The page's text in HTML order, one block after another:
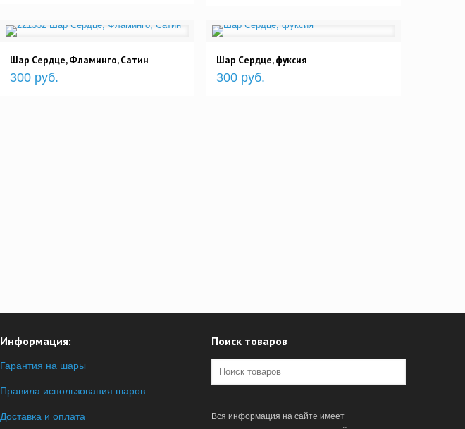
Шар Сердце, Фламинго, Сатин
300 руб.
Шар Сердце, фуксия
300 руб.
Информация:
Гарантия на шары
Правила использования шаров
Доставка и оплата
Поиск товаров
Вся информация на сайте имеет